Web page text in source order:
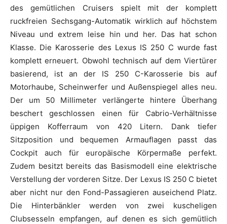
des gemütlichen Cruisers spielt mit der komplett
ruckfreien Sechsgang-Automatik wirklich auf höchstem
Niveau und extrem leise hin und her. Das hat schon
Klasse. Die Karosserie des Lexus IS 250 C wurde fast
komplett erneuert. Obwohl technisch auf dem Viertürer
basierend, ist an der IS 250 C-Karosserie bis auf
Motorhaube, Scheinwerfer und Außenspiegel alles neu.
Der um 50 Millimeter verlängerte hintere Überhang
beschert geschlossen einen für Cabrio-Verhältnisse
üppigen Kofferraum von 420 Litern. Dank tiefer
Sitzposition und bequemen Armauflagen passt das
Cockpit auch für europäische Körpermaße perfekt.
Zudem besitzt bereits das Basismodell eine elektrische
Verstellung der vorderen Sitze. Der Lexus IS 250 C bietet
aber nicht nur den Fond-Passagieren auseichend Platz.
Die Hinterbänkler werden von zwei kuscheligen
Clubsesseln empfangen, auf denen es sich gemütlich